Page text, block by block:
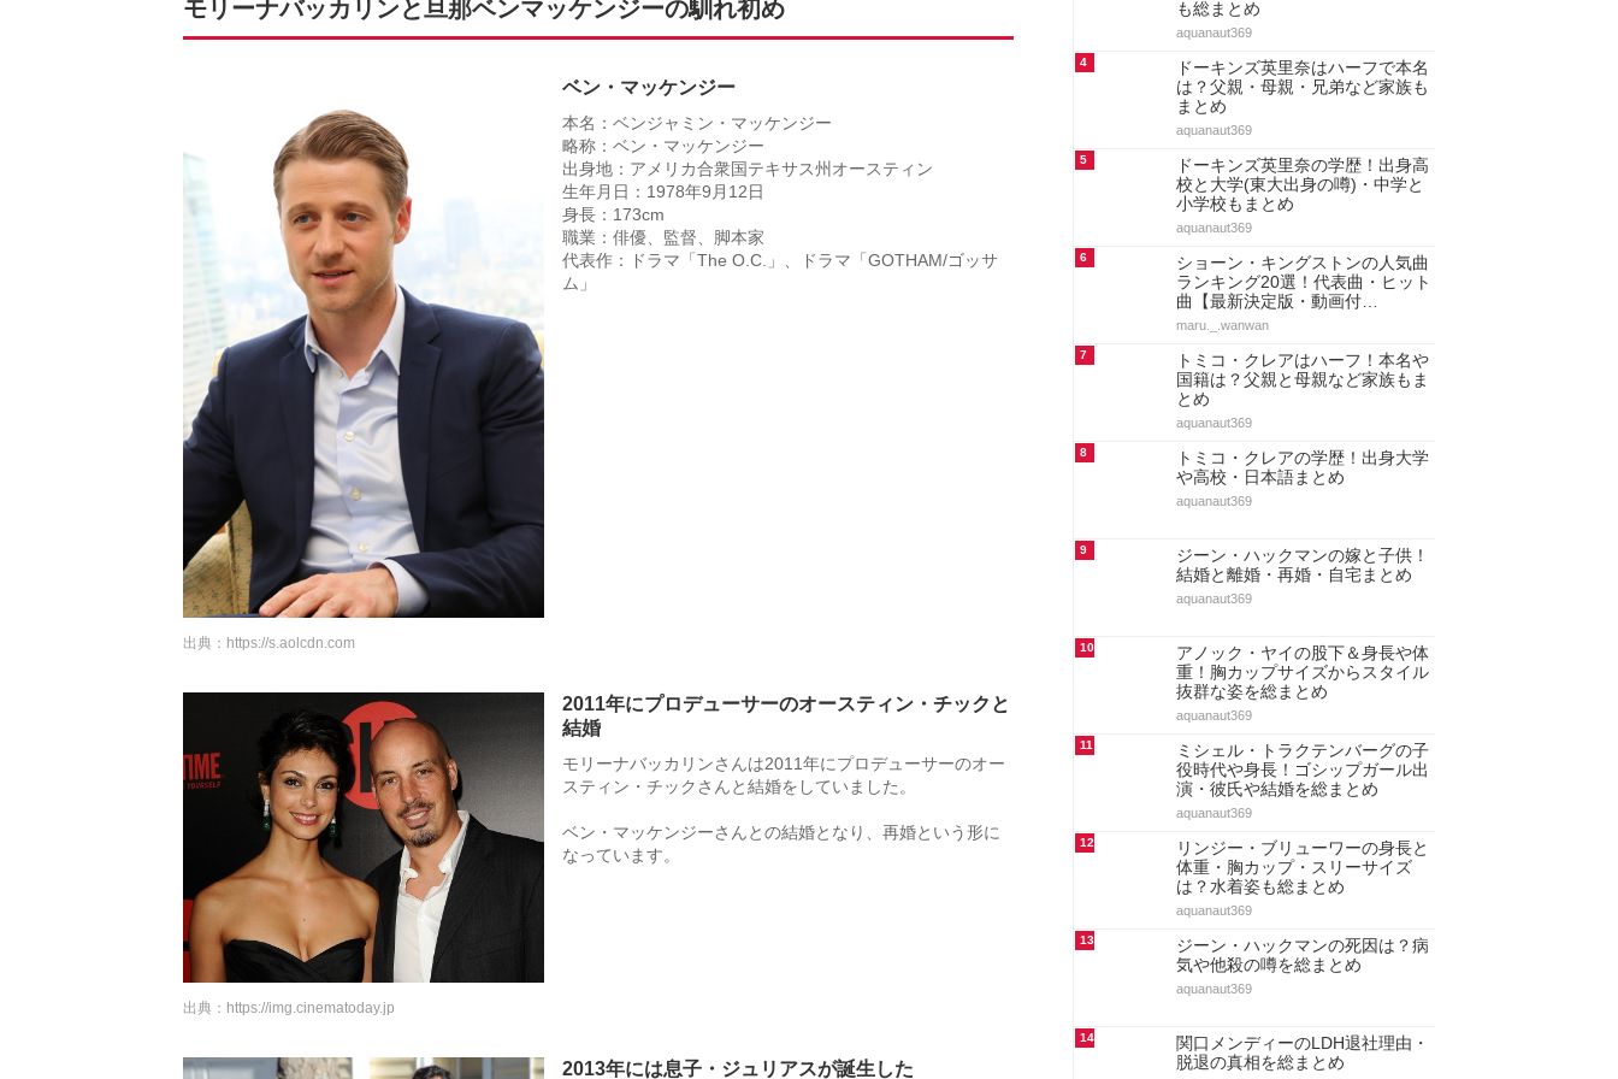
モリーナバッカリンと旦那ベンマッケンジーの馴れ初め
ベン・マッケンジー
本名：ベンジャミン・マッケンジー
略称：ベン・マッケンジー
出身地：アメリカ合衆国テキサス州オースティン
生年月日：1978年9月12日
身長：173cm
職業：俳優、監督、脚本家
代表作：ドラマ「The O.C.」、ドラマ「GOTHAM/ゴッサ
ム」
出典： https://s.aolcdn.com
2011年にプロデューサーのオースティン・チックと
結婚
モリーナバッカリンさんは2011年にプロデューサーのオー
スティン・チックさんと結婚をしていました。
ベン・マッケンジーさんとの結婚となり、再婚という形に
なっています。
出典： https://img.cinematoday.jp
2013年には息子・ジュリアスが誕生した
も総まとめ
aquanaut369
4
ドーキンズ英里奈はハーフで本名
は？父親・母親・兄弟など家族も
まとめ
aquanaut369
5
ドーキンズ英里奈の学歴！出身高
校と大学(東大出身の噂)・中学と
小学校もまとめ
aquanaut369
6
ショーン・キングストンの人気曲
ランキング20選！代表曲・ヒット
曲【最新決定版・動画付…
maru._.wanwan
7
トミコ・クレアはハーフ！本名や
国籍は？父親と母親など家族もま
とめ
aquanaut369
8
トミコ・クレアの学歴！出身大学
や高校・日本語まとめ
aquanaut369
9
ジーン・ハックマンの嫁と子供！
結婚と離婚・再婚・自宅まとめ
aquanaut369
10
アノック・ヤイの股下＆身長や体
重！胸カップサイズからスタイル
抜群な姿を総まとめ
aquanaut369
11
ミシェル・トラクテンバーグの子
役時代や身長！ゴシップガール出
演・彼氏や結婚を総まとめ
aquanaut369
12
リンジー・ブリューワーの身長と
体重・胸カップ・スリーサイズ
は？水着姿も総まとめ
aquanaut369
13
ジーン・ハックマンの死因は？病
気や他殺の噂を総まとめ
aquanaut369
14
関口メンディーのLDH退社理由・
脱退の真相を総まとめ